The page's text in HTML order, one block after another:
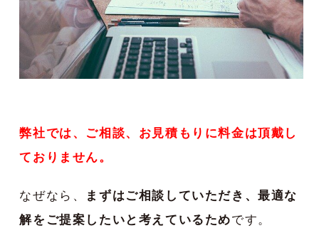
弊社では、ご相談、お見積もりに料金は頂戴し
ておりません。
なぜなら、
まずはご相談していただき、最適な
解をご提案したいと考えているためです。